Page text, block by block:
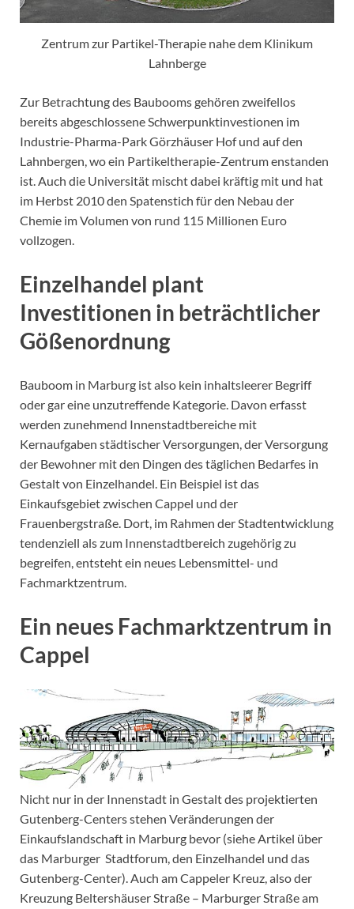
Zentrum zur Partikel-Therapie nahe dem Klinikum
Lahnberge
Zur Betrachtung des Baubooms gehören zweifellos
bereits abgeschlossene Schwerpunktinvestionen im
Industrie-Pharma-Park Görzhäuser Hof und auf den
Lahnbergen, wo ein Partikeltherapie-Zentrum enstanden
ist. Auch die Universität mischt dabei kräftig mit und hat
im Herbst 2010 den Spatenstich für den Nebau der
Chemie im Volumen von rund 115 Millionen Euro
vollzogen.
Einzelhandel plant
Investitionen in beträchtlicher
Gößenordnung
Bauboom in Marburg ist also kein inhaltsleerer Begriff
oder gar eine unzutreffende Kategorie. Davon erfasst
werden zunehmend Innenstadtbereiche mit
Kernaufgaben städtischer Versorgungen, der Versorgung
der Bewohner mit den Dingen des täglichen Bedarfes in
Gestalt von Einzelhandel. Ein Beispiel ist das
Einkaufsgebiet zwischen Cappel und der
Frauenbergstraße. Dort, im Rahmen der Stadtentwicklung
tendenziell als zum Innenstadtbereich zugehörig zu
begreifen, entsteht ein neues Lebensmittel- und
Fachmarktzentrum.
Ein neues Fachmarktzentrum in
Cappel
Nicht nur in der Innenstadt in Gestalt des projektierten
Gutenberg-Centers stehen Veränderungen der
Einkaufslandschaft in Marburg bevor (siehe Artikel über
das Marburger Stadtforum, den Einzelhandel und das
Gutenberg-Center). Auch am Cappeler Kreuz, also der
Kreuzung Beltershäuser Straße – Marburger Straße am